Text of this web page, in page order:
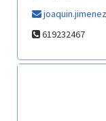
619232467